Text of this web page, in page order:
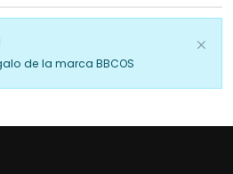
de la marca BBCOS